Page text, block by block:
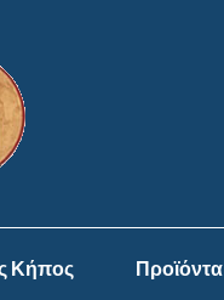
Κήπος Προϊόντα